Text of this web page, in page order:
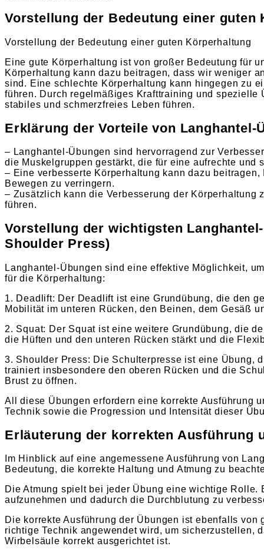
Vorstellung der Bedeutung einer guten
Vorstellung der Bedeutung einer guten Körperhaltung
Eine gute Körperhaltung ist von großer Bedeutung für
Körperhaltung kann dazu beitragen, dass wir weniger
sind. Eine schlechte Körperhaltung kann hingegen zu
führen. Durch regelmäßiges Krafttraining und
stabiles und schmerzfreies Leben führen.
Erklärung der Vorteile von
– Langhantel-Übungen sind hervorragend zur
die Muskelgruppen gestärkt, die für eine aufrechte
– Eine verbesserte Körperhaltung kann dazu
Bewegen zu verringern.
– Zusätzlich kann die Verbesserung der Körperhaltung
führen.
Vorstellung der wichtigsten
Shoulder Press)
Langhantel-Übungen sind eine effektive Möglichkeit,
für die Körperhaltung:
1. Deadlift: Der Deadlift ist eine Grundübung, die den
Mobilität im unteren Rücken, den Beinen, dem Gesäß
2. Squat: Der Squat ist eine weitere Grundübung, die
die Hüften und den unteren Rücken stärkt und die
3. Shoulder Press: Die Schulterpresse ist eine Übung,
trainiert insbesondere den oberen Rücken und die
Brust zu öffnen.
All diese Übungen erfordern eine korrekte Ausführung
Technik sowie die Progression und Intensität dieser
Erläuterung der korrekten Ausführung
Im Hinblick auf eine angemessene Ausführung von
Bedeutung, die korrekte Haltung und Atmung zu
Die Atmung spielt bei jeder Übung eine wichtige
aufzunehmen und dadurch die Durchblutung zu
Die korrekte Ausführung der Übungen ist ebenfalls
richtige Technik angewendet wird, um sicherzustellen,
Wirbelsäule korrekt ausgerichtet ist.